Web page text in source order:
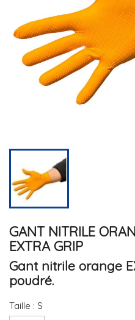
GANT NITRILE
EXTRA GRIP
Gant nitrile orange
poudré.
Taille : S